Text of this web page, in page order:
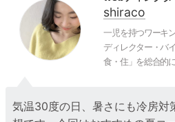
shiraco
一児を持つワーキ
ディレクター・バ
食・住」を総合的
気温30度の日、暑さにも冷房対